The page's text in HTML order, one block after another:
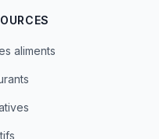
aliments